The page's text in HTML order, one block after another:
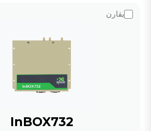
يقارن
InBOX732